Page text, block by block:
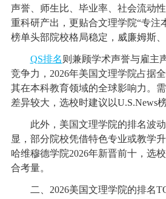
声誉、师生比、毕业率、社会流动
重科研产出，更贴合文理学院“专注
榜单头部院校格局稳定，威廉姆斯
QS排名 则兼顾学术声誉与雇主
竞争力，2026年美国文理学院占据
其在本科教育领域的全球影响力。
差异较大，选校时建议以U.S.News
此外，美国文理学院的排名波动
显，部分院校凭借特色专业或教学
哈维穆德学院2026年新晋前十，选
合考量。
二、2026美国文理学院的排名